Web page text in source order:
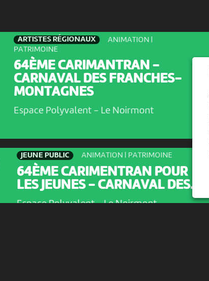
ARTISTES RÉGIONAUX
ANIMATION |
PATRIMOINE
64ÈME CARIMANTRAN -
CARNAVAL DES FRANCHES-
MONTAGNES
Espace Polyvalent - Le Noirmont
JEUNE PUBLIC ANIMATION | PATRIMOINE
64ÈME CARIMENTRAN POUR
LES JEUNES - CARNAVAL DES...
Espace Polyvalent-Le Noirmont